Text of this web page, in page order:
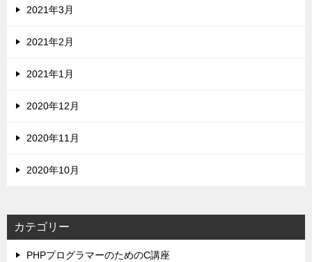
2021年3月
2021年2月
2021年1月
2020年12月
2020年11月
2020年10月
カテゴリー
PHPプログラマーのためのC講座